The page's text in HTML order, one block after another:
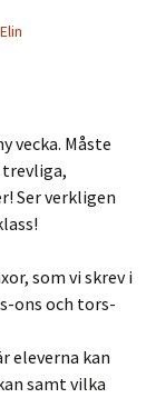
Elin
vecka. Måste
trevliga,
Ser verkligen
som vi skrev i
ons och tors-
eleverna kan
samt vilka